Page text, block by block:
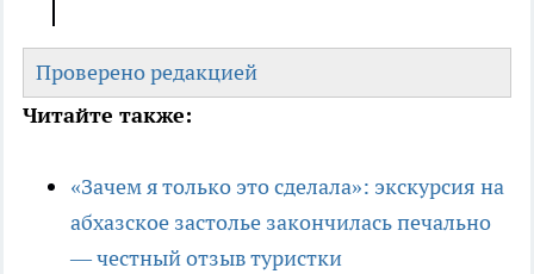
Проверено редакцией
Читайте также:
«Зачем я только это сделала»: экскурсия на
абхазское застолье закончилась печально
— честный отзыв туристки